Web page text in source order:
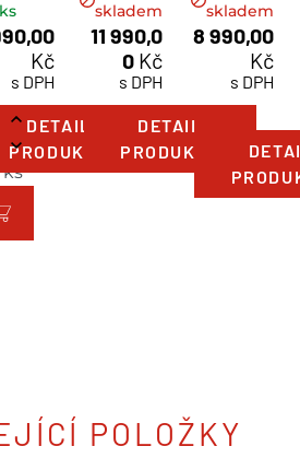
Kč
s DPH
ks
skladem
11 990,0
0 Kč
s DPH
DETAIL
PRODUKTU
skladem
8 990,00
Kč
s DPH
DETAIL
PRODUKTU
POLOŽKY